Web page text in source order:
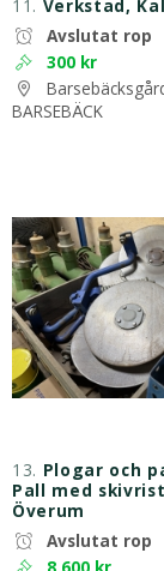
11. Verkstad,
Avslutat rop
300 kr
BARSEBÄCK
13. Plogar och
Pall med
Överum
Avslutat rop